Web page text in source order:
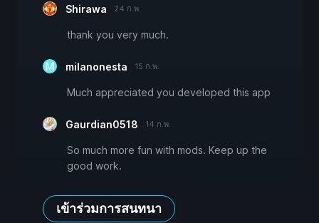
Shirawa 24 ก.พ.
thank you very much.
milanonesta 15 ก.พ.
Much appreciated you developed this app
Gaurdian0518 14 ก.พ.
So much more fun with mods. Keep up the
good work.
เข้าร่วมการสนทนา